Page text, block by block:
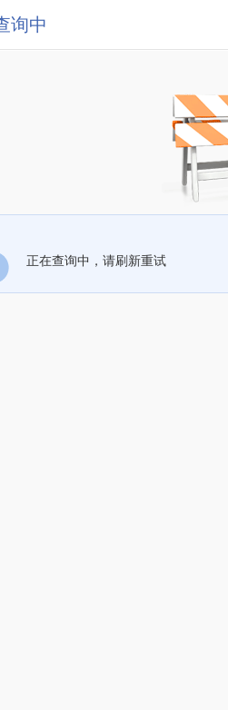
询中
正在查询中，请刷新重试